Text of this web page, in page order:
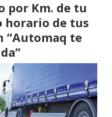
por Km. de tu
horario de tus
“Automaq te